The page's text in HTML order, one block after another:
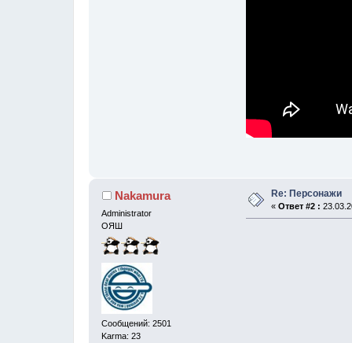
Nakamura
Administrator
ОЯШ
Сообщений: 2501
Karma: 23
Re: Персонажи
« Ответ #2 :